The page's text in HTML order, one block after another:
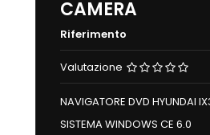
CAMERA
Riferimento
Valutazione
NAVIGATORE DVD HYUNDAI
SISTEMA WINDOWS CE 6.0